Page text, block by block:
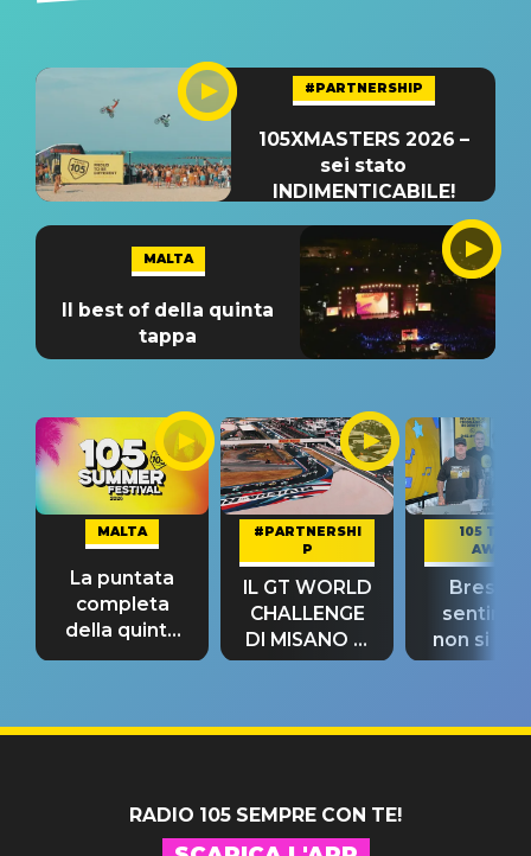
#PARTNERSHIP
105XMASTERS 2026 –
sei stato
INDIMENTICABILE!
MALTA
Il best of della quinta
tappa
MALTA
La puntata
completa
della quinta
tappa
#PARTNERSHI
P
IL GT WORLD
CHALLENGE
DI MISANO si
riconferma
105 TAKE
AWAY
Bresh:
non si
fino alla
RADIO 105 SEMPRE CON TE!